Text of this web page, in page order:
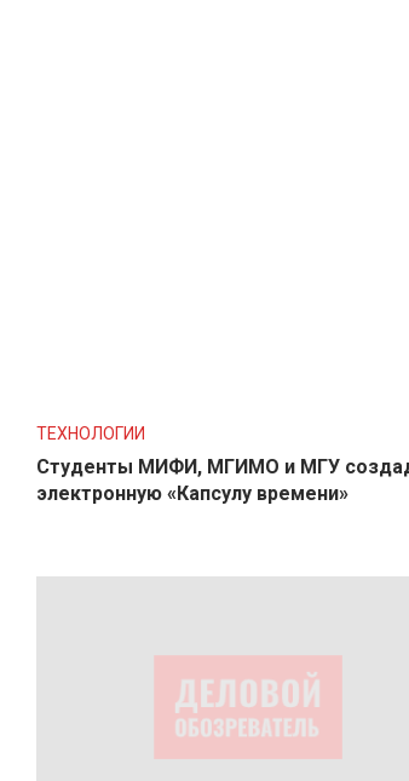
ТЕХНОЛОГИИ
Студенты МИФИ, МГИМО и МГУ
электронную «Капсулу времени»